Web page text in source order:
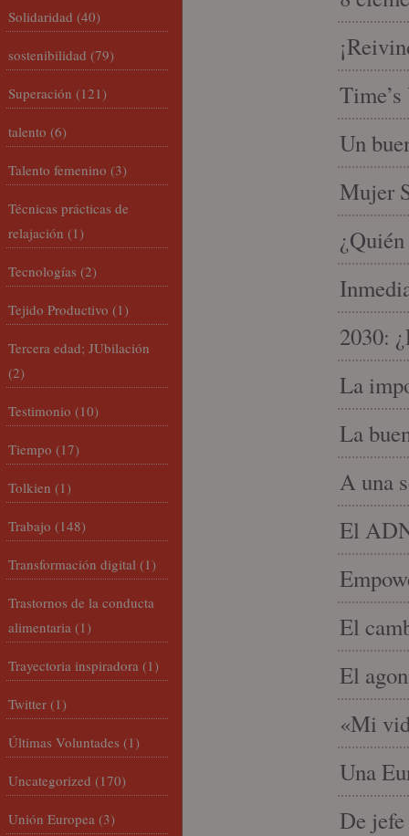
Un
Mujer
2030:
La
La
A una
El
El
El
«Mi
Una
De
Solidaridad (40)
sostenibilidad (79)
Superación (121)
talento (6)
Talento femenino (3)
Técnicas prácticas de
relajación (1)
Tecnologías (2)
Tejido Productivo (1)
Tercera edad; JUbilación
(2)
Testimonio (10)
Tiempo (17)
Tolkien (1)
Trabajo (148)
Transformación digital (1)
Trastornos de la conducta
alimentaria (1)
Trayectoria inspiradora (1)
Twitter (1)
Últimas Voluntades (1)
Uncategorized (170)
Unión Europea (3)